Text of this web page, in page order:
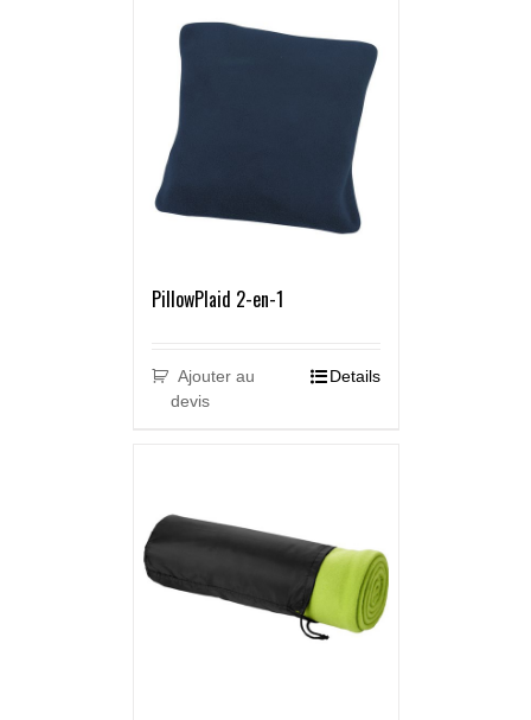
PillowPlaid 2-en-1
Ajouter au
devis
Details